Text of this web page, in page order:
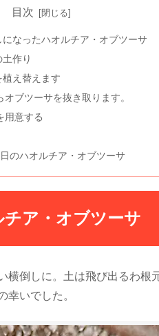
目次
なったハオルチア・オブツーサ
作り
え替えます
オブツーサを抜き取ります。
用意する
のハオルチア・オブツーサ
ア・オブツーサ
横倒しに。土は飛び出るわ根
幸いでした。